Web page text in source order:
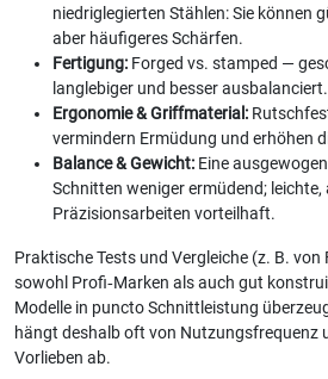
niedriglegierten Stählen: Sie können
aber häufigeres Schärfen.
Fertigung: Forged vs. stamped —
langlebiger und besser ausbalanciert.
Ergonomie & Griffmaterial:
vermindern Ermüdung und erhöhen
Balance & Gewicht: Eine
Schnitten weniger ermüdend; leichte,
Präzisionsarbeiten vorteilhaft.
Praktische Tests und Vergleiche (z. B. von
sowohl Profi‑Marken als auch gut
Modelle in puncto Schnittleistung
hängt deshalb oft von Nutzungsfrequenz
Vorlieben ab.